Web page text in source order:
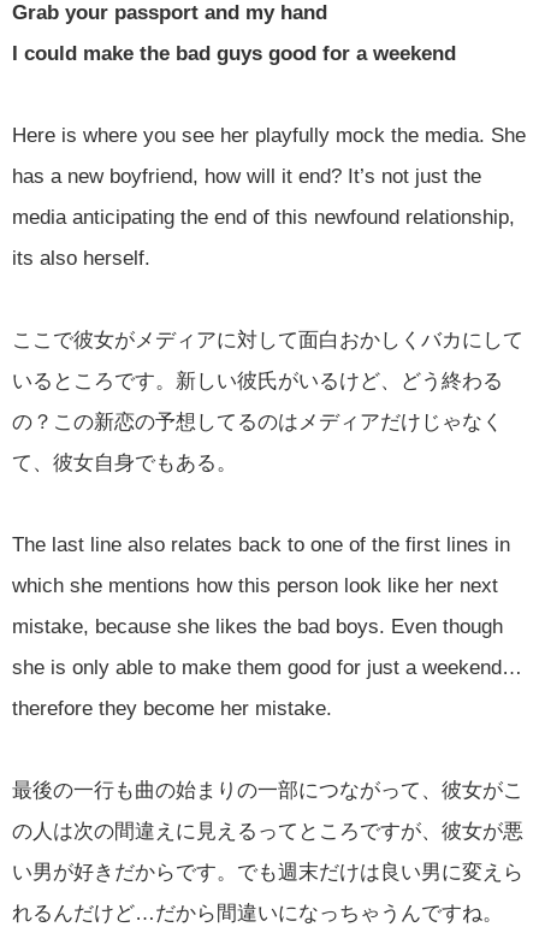
Grab your passport and my hand
I could make the bad guys good for a weekend
Here is where you see her playfully mock the media. She
has a new boyfriend, how will it end? It’s not just the
media anticipating the end of this newfound relationship,
its also herself.
ここで彼女がメディアに対して面白おかしくバカにして
いるところです。新しい彼氏がいるけど、どう終わる
の？この新恋の予想してるのはメディアだけじゃなく
て、彼女自身でもある。
The last line also relates back to one of the first lines in
which she mentions how this person look like her next
mistake, because she likes the bad boys. Even though
she is only able to make them good for just a weekend…
therefore they become her mistake.
最後の一行も曲の始まりの一部につながって、彼女がこ
の人は次の間違えに見えるってところですが、彼女が悪
い男が好きだからです。でも週末だけは良い男に変えら
れるんだけど…だから間違いになっちゃうんですね。